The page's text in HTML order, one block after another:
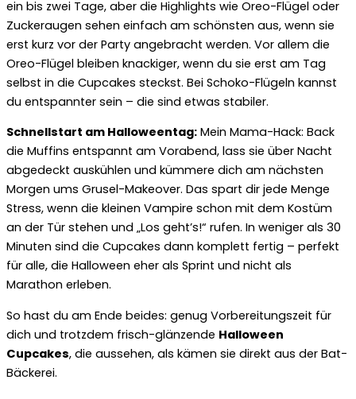
ein bis zwei Tage, aber die Highlights wie Oreo-Flügel oder
Zuckeraugen sehen einfach am schönsten aus, wenn sie
erst kurz vor der Party angebracht werden. Vor allem die
Oreo-Flügel bleiben knackiger, wenn du sie erst am Tag
selbst in die Cupcakes steckst. Bei Schoko-Flügeln kannst
du entspannter sein – die sind etwas stabiler.
Schnellstart am Halloweentag: Mein Mama-Hack: Back
die Muffins entspannt am Vorabend, lass sie über Nacht
abgedeckt auskühlen und kümmere dich am nächsten
Morgen ums Grusel-Makeover. Das spart dir jede Menge
Stress, wenn die kleinen Vampire schon mit dem Kostüm
an der Tür stehen und „Los geht’s!“ rufen. In weniger als 30
Minuten sind die Cupcakes dann komplett fertig – perfekt
für alle, die Halloween eher als Sprint und nicht als
Marathon erleben.
So hast du am Ende beides: genug Vorbereitungszeit für
dich und trotzdem frisch-glänzende Halloween
Cupcakes, die aussehen, als kämen sie direkt aus der Bat-
Bäckerei.